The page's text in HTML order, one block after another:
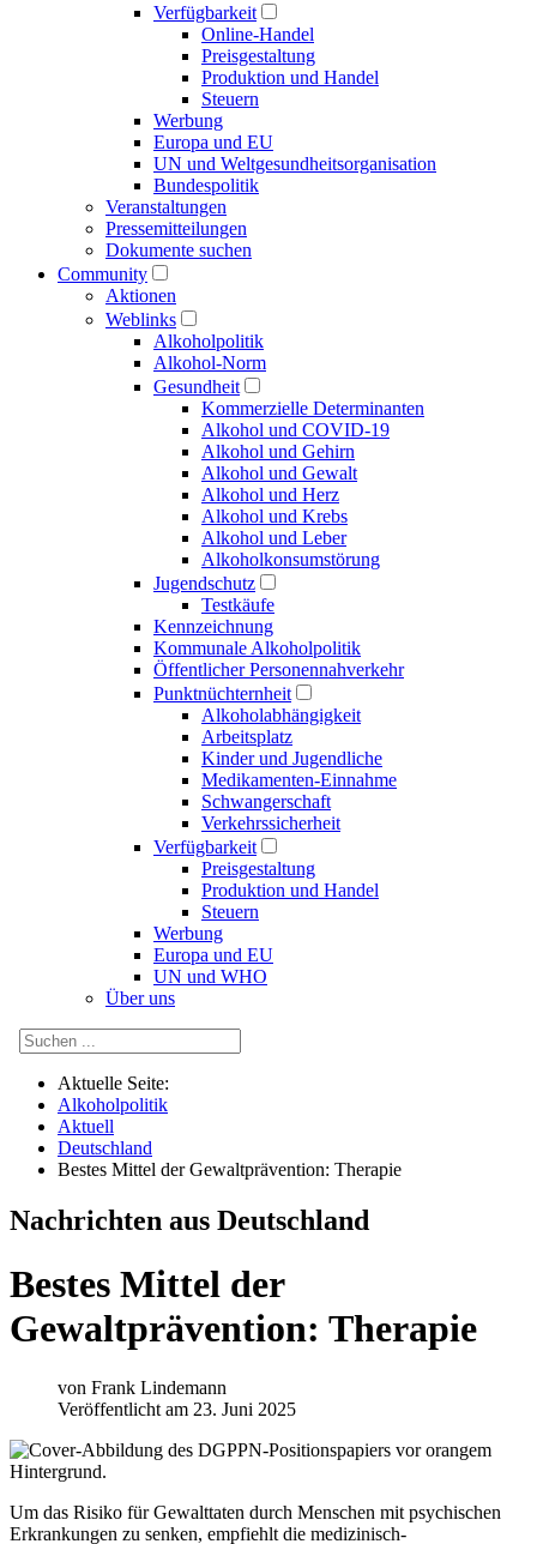
Verfügbarkeit
Online-Handel
Preisgestaltung
Produktion und Handel
Steuern
Werbung
Europa und EU
UN und Welt­gesundheits­organisation
Bundespolitik
Veranstaltungen
Presse­mitteilungen
Dokumente suchen
Community
Aktionen
Weblinks
Alkoholpolitik
Alkohol-Norm
Gesundheit
Kommerzielle Determinanten
Alkohol und COVID-19
Alkohol und Gehirn
Alkohol und Gewalt
Alkohol und Herz
Alkohol und Krebs
Alkohol und Leber
Alkoholkonsumstörung
Jugendschutz
Testkäufe
Kennzeichnung
Kommunale Alkoholpolitik
Öffentlicher Personennahverkehr
Punktnüchternheit
Alkoholabhängigkeit
Arbeitsplatz
Kinder und Jugendliche
Medikamenten-Einnahme
Schwangerschaft
Verkehrssicherheit
Verfügbarkeit
Preisgestaltung
Produktion und Handel
Steuern
Werbung
Europa und EU
UN und WHO
Über uns
Aktuelle Seite:
Alkoholpolitik
Aktuell
Deutschland
Bestes Mittel der Gewaltprävention: Therapie
Nachrichten aus Deutschland
Bestes Mittel der
Gewaltprävention: Therapie
von Frank Lindemann
Veröffentlicht am 23. Juni 2025
Um das Risiko für Gewalttaten durch Menschen mit psychischen
Erkrankungen zu senken, empfiehlt die medizinisch-